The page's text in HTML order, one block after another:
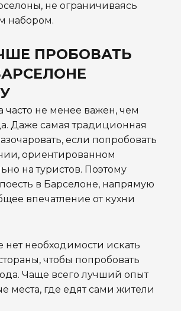
не ограничиваясь
набором.
ПРОБОВАТЬ
часто не менее важен, чем
Даже самая традиционная
если попробовать
ориентированном
на туристов. Поэтому
в Барселоне, напрямую
впечатление от кухни
нет необходимости искать
чтобы попробовать
Чаще всего лучший опыт
места, где едят сами жители